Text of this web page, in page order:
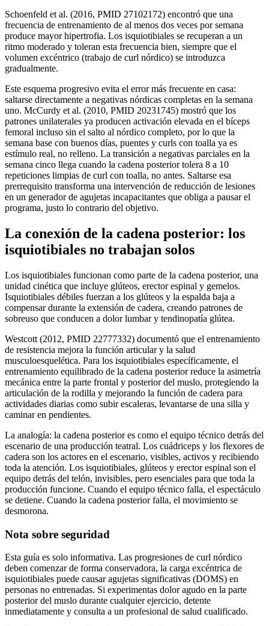
Schoenfeld et al. (2016, PMID 27102172) encontró que una
frecuencia de entrenamiento de al menos dos veces por semana
produce mayor hipertrofia. Los isquiotibiales se recuperan a un
ritmo moderado y toleran esta frecuencia bien, siempre que el
volumen excéntrico (trabajo de curl nórdico) se introduzca
gradualmente.
Este esquema progresivo evita el error más frecuente en casa:
saltarse directamente a negativas nórdicas completas en la semana
uno. McCurdy et al. (2010, PMID 20231745) mostró que los
patrones unilaterales ya producen activación elevada en el bíceps
femoral incluso sin el salto al nórdico completo, por lo que la
semana base con buenos días, puentes y curls con toalla ya es
estímulo real, no relleno. La transición a negativas parciales en la
semana cinco llega cuando la cadena posterior tolera 8 a 10
repeticiones limpias de curl con toalla, no antes. Saltarse esa
prerrequisito transforma una intervención de reducción de lesiones
en un generador de agujetas incapacitantes que obliga a pausar el
programa, justo lo contrario del objetivo.
La conexión de la cadena posterior: los
isquiotibiales no trabajan solos
Los isquiotibiales funcionan como parte de la cadena posterior, una
unidad cinética que incluye glúteos, erector espinal y gemelos.
Isquiotibiales débiles fuerzan a los glúteos y la espalda baja a
compensar durante la extensión de cadera, creando patrones de
sobreuso que conducen a dolor lumbar y tendinopatía glútea.
Westcott (2012, PMID 22777332) documentó que el entrenamiento
de resistencia mejora la función articular y la salud
musculoesquelética. Para los isquiotibiales específicamente, el
entrenamiento equilibrado de la cadena posterior reduce la asimetría
mecánica entre la parte frontal y posterior del muslo, protegiendo la
articulación de la rodilla y mejorando la función de cadera para
actividades diarias como subir escaleras, levantarse de una silla y
caminar en pendientes.
La analogía: la cadena posterior es como el equipo técnico detrás del
escenario de una producción teatral. Los cuádriceps y los flexores de
cadera son los actores en el escenario, visibles, activos y recibiendo
toda la atención. Los isquiotibiales, glúteos y erector espinal son el
equipo detrás del telón, invisibles, pero esenciales para que toda la
producción funcione. Cuando el equipo técnico falla, el espectáculo
se detiene. Cuando la cadena posterior falla, el movimiento se
desmorona.
Nota sobre seguridad
Esta guía es solo informativa. Las progresiones de curl nórdico
deben comenzar de forma conservadora, la carga excéntrica de
isquiotibiales puede causar agujetas significativas (DOMS) en
personas no entrenadas. Si experimentas dolor agudo en la parte
posterior del muslo durante cualquier ejercicio, detente
inmediatamente y consulta a un profesional de salud cualificado.